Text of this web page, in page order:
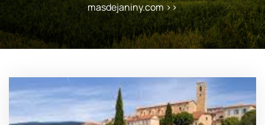
masdejaniny.com>>